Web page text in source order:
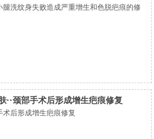
的修复
腿洗纹身失败造成严重增生和色脱疤痕的修
··颈部手术后形成增生疤痕修复
术后形成增生疤痕修复